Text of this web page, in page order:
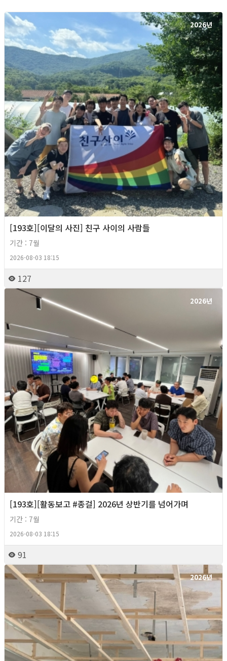
2026년
[193호][이달의 사진] 친구 사이의 사람들
기간 : 7월
2026-08-03 18:15
127
2026년
[193호][활동보고 #종걸] 2026년 상반기를 넘어가며
기간 : 7월
2026-08-03 18:15
91
2026년